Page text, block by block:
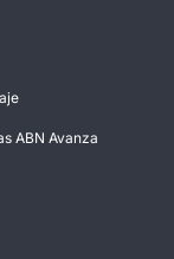
ABN Avanza